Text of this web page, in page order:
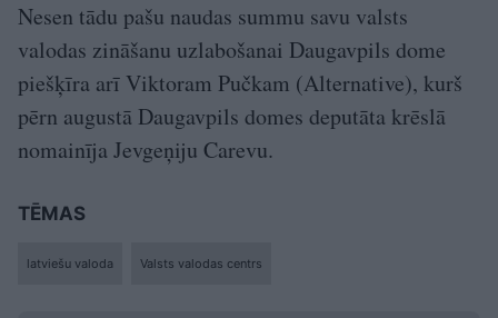
Nesen tādu pašu naudas summu savu valsts
valodas zināšanu uzlabošanai Daugavpils dome
piešķīra arī Viktoram Pučkam (Alternative), kurš
pērn augustā Daugavpils domes deputāta krēslā
nomainīja Jevgeņiju Carevu.
TĒMAS
latviešu valoda Valsts valodas centrs